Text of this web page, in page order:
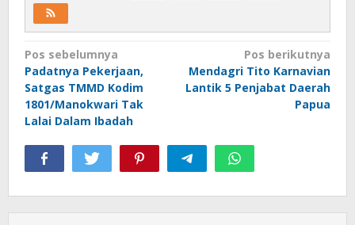
Navigasi
pos
Pos sebelumnya
Padatnya Pekerjaan,
Satgas TMMD Kodim
1801/Manokwari Tak
Lalai Dalam Ibadah
Pos berikutnya
Mendagri Tito Karnavian
Lantik 5 Penjabat Daerah
Papua